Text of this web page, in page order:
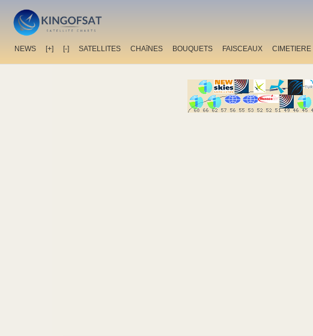
NEWS [+] [-] SATELLITES CHAîNES BOUQUETS FAISCEAUX CIMETIERE